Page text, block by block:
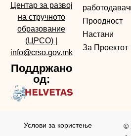
Центар за развој
на стручното
образование
(ЦРСО)
info@crso.gov.mk
Поддржано
од:
Проодност
Настани
За Проектот
©
Услови за користењe